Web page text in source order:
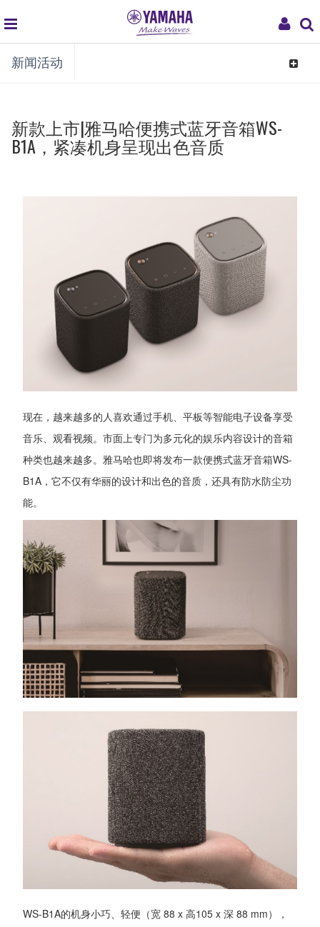
My
global
navigation
新闻活动
Toggle
新款上市|雅马哈便携式蓝牙音箱WS-
B1A，紧凑机身呈现出色音质
现在，越来越多的人喜欢通过手机、平板等智能电子设备享受
音乐、观看视频。市面上专门为多元化的娱乐内容设计的音箱
种类也越来越多。雅马哈也即将发布一款便携式蓝牙音箱WS-
B1A，它不仅有华丽的设计和出色的音质，还具有防水防尘功
能。
WS-B1A的机身小巧、轻便（宽 88 x 高105 x 深 88 mm），